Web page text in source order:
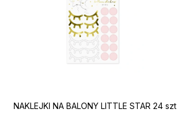
NAKLEJKI NA BALONY LITTLE STAR 24 szt